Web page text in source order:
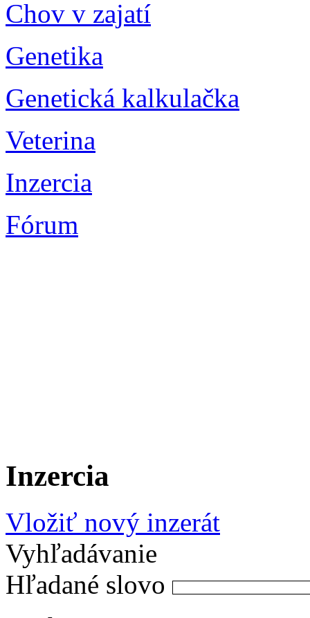
Chov v zajatí
Genetika
Genetická kalkulačka
Veterina
Inzercia
Fórum
Inzercia
Vložiť nový inzerát
Vyhľadávanie
Hľadané slovo